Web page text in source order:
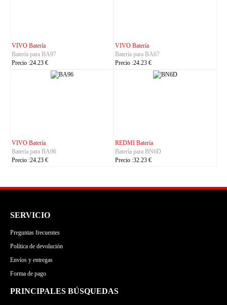
IHUNT Batería
Batería para Titan-P13000
Precio :30.23 €
HUACE Batería
Batería para LT60
Precio :42.23 €
CUBOT Batería
Batería para C35
Precio :24.23 €
PHILIPS Batería
Batería para S7105
Precio :24.23 €
SERVICIO
Preguntas frecuentes
Política de devolución
Envíos y entregas
Forma de pago
PRINCIPALES BÚSQUEDAS